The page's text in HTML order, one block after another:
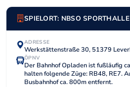
SPIELORT: NBSO SPORTHALLE
ADRESSE
Werkstättenstraße 30, 51379
ÖPNV
Der Bahnhof Opladen ist fußläufig
halten folgende Züge: RB48, RE7.
Busbahnhof ca. 800m entfernt.